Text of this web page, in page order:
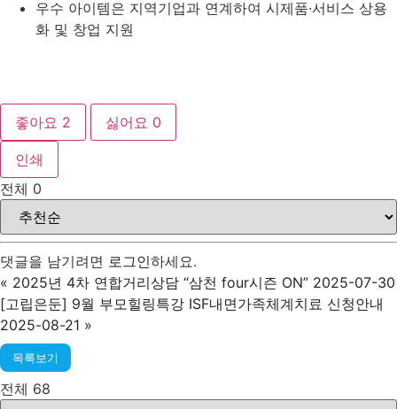
우수 아이템은 지역기업과 연계하여 시제품·서비스 상용
화 및 창업 지원
좋아요 2 싫어요 0
인쇄
전체 0
댓글을 남기려면 로그인하세요.
« 2025년 4차 연합거리상담 “삼천 four시즌 ON” 2025-07-30
[고립은둔] 9월 부모힐링특강 ISF내면가족체계치료 신청안내
2025-08-21 »
목록보기
전체 68